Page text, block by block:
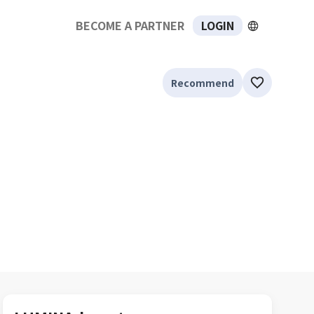
BECOME A PARTNER LOGIN
Recommend